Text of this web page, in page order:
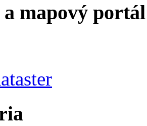
mapový portál